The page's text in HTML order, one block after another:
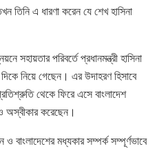
এ ধারণা করেন যে শেখ হাসিনা
সহায়তার পরিবর্তে প্রধানমন্ত্রী হাসিনা
নিয়ে গেছেন। এর উদাহরণ হিসাবে
থেকে ফিরে এসে বাংলাদেশ
অস্বীকার করেছেন।
ও বাংলাদেশের মধ্যকার সম্পর্ক সম্পূর্ণভাবে